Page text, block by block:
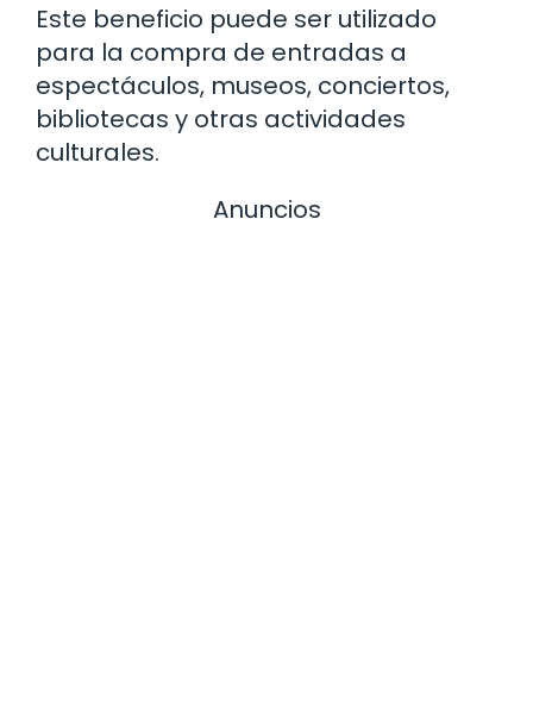
Este beneficio puede ser utilizado
para la compra de entradas a
espectáculos, museos, conciertos,
bibliotecas y otras actividades
culturales.
Anuncios